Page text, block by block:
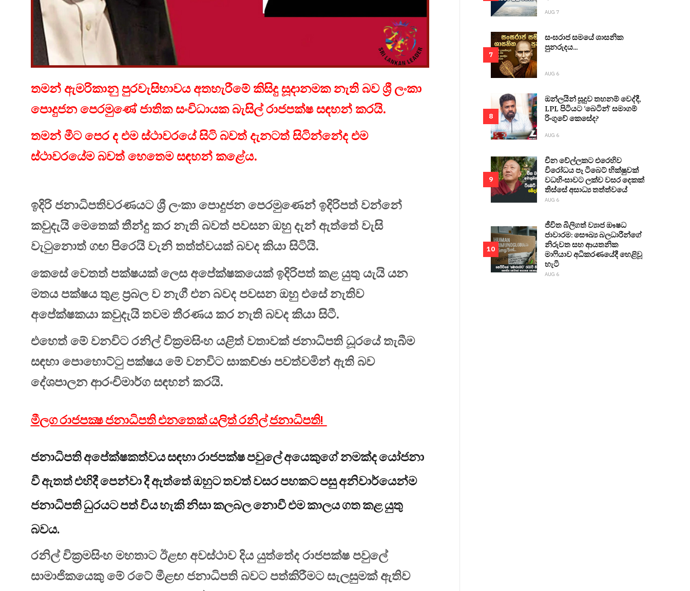
තමන් ඇමරිකානු පුරවැසිභාවය අතහැරීමේ කිසිදු සූදානමක නැති බව ශ්‍රී ලංකා
පොදුජන පෙරමුණේ ජාතික සංවිධායක බැසිල් රාජපක්ෂ සඳහන් කරයි.
තමන් මීට පෙර ද එම ස්ථාවරයේ සිටි බවත් දැනටත් සිටින්නේද එම
ස්ථාවරයේම බවත් හෙතෙම සඳහන් කළේය.
ඉදිරි ජනාධිපතිවරණයට ශ්‍රී ලංකා පොදුජන පෙරමුණෙන් ඉදිරිපත් වන්නේ
කවුදැයි මෙතෙක් තීන්දු කර නැති බවත් පවසන ඔහු දැන් ඇත්තේ වැසි
වැටුනොත් ගඟ පිරෙයි වැනි තත්ත්වයක් බවද කියා සිටියි.
කෙසේ වෙතත් පක්ෂයක් ලෙස අපේක්ෂකයෙක් ඉදිරිපත් කළ යුතු යැයි යන
මතය පක්ෂය තුළ ප්‍රබල ව නැගී එන බවද පවසන ඔහු එසේ නැතිව
අපේක්ෂකයා කවුදැයි තවම තීරණය කර නැති බවද කියා සිටී.
එහෙත් මේ වනවිට රනිල් වික්‍රමසිංහ යළිත් වතාවක් ජනාධිපති ධූරයේ තැබීම
සඳහා පොහොට්ටු පක්ෂය මේ වනවිට සාකච්ඡා පවත්වමින් ඇති බව
දේශපාලන ආරංචිමාර්ග සඳහන් කරයි.
මීලග රාජපක්‍ෂ ජනාධිපති එනතෙක් යලිත් රනිල් ජනාධිපති!
ජනාධිපති අපේක්ෂකත්වය සඳහා රාජපක්ෂ පවුලේ අයෙකුගේ නමක්ද යෝජනා
වී ඇතත් එහිදී පෙන්වා දී ඇත්තේ ඔහුට තවත් වසර පහකට පසු අනිවාර්යෙන්ම
ජනාධිපති ධුරයට පත් විය හැකි නිසා කලබල නොවී එම කාලය ගත කළ යුතු
බවය.
රනිල් වික්‍රමසිංහ මහතාට ඊළඟ අවස්ථාව දිය යුත්තේද රාජපක්ෂ පවුලේ
සාමාජිකයෙකු මේ රටේ මීළඟ ජනාධිපති බවට පත්කිරීමට සැලසුමක් ඇතිව
AUG 7
7
සංඝරාජ සමයේ ශාසනික
පුනරුදය...
AUG 6
8
ඔන්ලයින් සූදුව තහනම් වෙද්දී,
LPL පිටියට ‘බෙටින්’ සමාගම්
රිංගුවේ කෙසේද?
AUG 6
9
චීන වේල්ලකට එරෙහිව
විරෝධය පෑ ටිබෙට් භික්ෂුවක්
වධහිංසාවට ලක්ව වසර දෙකක්
තිස්සේ අසාධ්‍ය තත්ත්වයේ
AUG 6
10
ජීවිත බිලිගත් ව්‍යාජ ඖෂධ
ජාවාරම: සෞඛ්‍ය බලධාරීන්ගේ
නිරුවත සහ ආයතනික
මාෆියාව අධිකරණයේදී හෙළිවූ
හැටි
AUG 6